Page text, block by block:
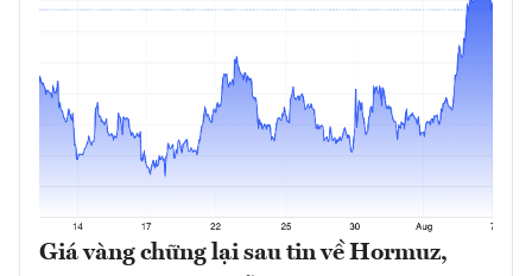
Giá vàng chững lại sau tin về Hormuz,